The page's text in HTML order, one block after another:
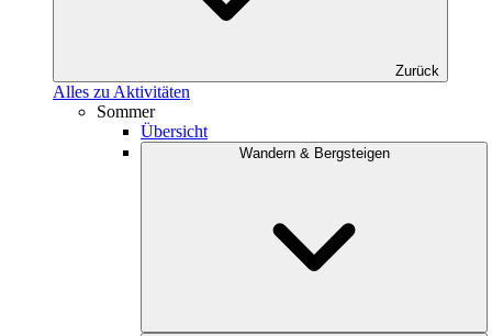
Zurück
Alles zu Aktivitäten
Sommer
Übersicht
Wandern & Bergsteigen